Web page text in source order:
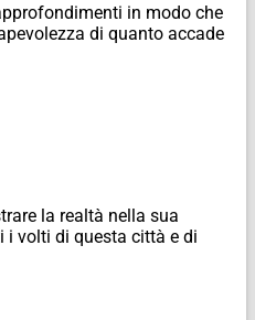
in modo che
di quanto accade
la realtà nella sua
i volti di questa città e di